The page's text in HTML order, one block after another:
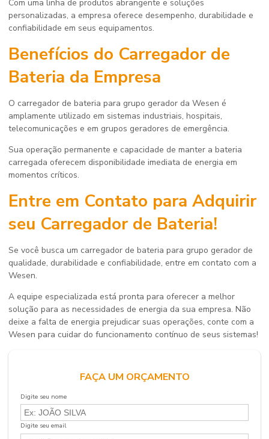
Com uma linha de produtos abrangente e soluções
personalizadas, a empresa oferece desempenho, durabilidade e
confiabilidade em seus equipamentos.
Benefícios do Carregador de
Bateria da Empresa
O carregador de bateria para grupo gerador da Wesen é
amplamente utilizado em sistemas industriais, hospitais,
telecomunicações e em grupos geradores de emergência.
Sua operação permanente e capacidade de manter a bateria
carregada oferecem disponibilidade imediata de energia em
momentos críticos.
Entre em Contato para Adquirir
seu Carregador de Bateria!
Se você busca um carregador de bateria para grupo gerador de
qualidade, durabilidade e confiabilidade, entre em contato com a
Wesen.
A equipe especializada está pronta para oferecer a melhor
solução para as necessidades de energia da sua empresa. Não
deixe a falta de energia prejudicar suas operações, conte com a
Wesen para cuidar do funcionamento contínuo de seus sistemas!
FAÇA UM ORÇAMENTO
Digite seu nome
Digite seu email